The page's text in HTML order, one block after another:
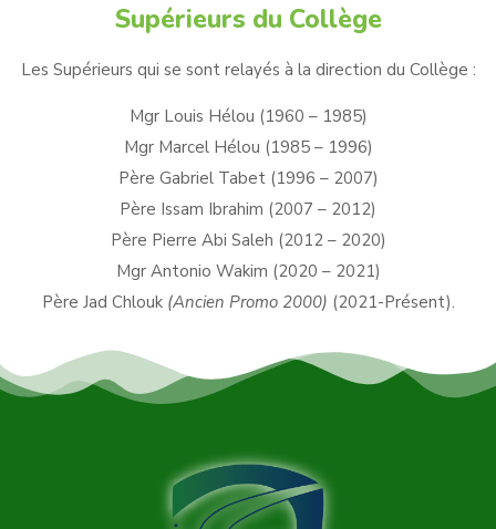
Supérieurs du Collège
Les Supérieurs qui se sont relayés à la direction du Collège :
Mgr Louis Hélou (1960 – 1985)
Mgr Marcel Hélou (1985 – 1996)
Père Gabriel Tabet (1996 – 2007)
Père Issam Ibrahim (2007 – 2012)
Père Pierre Abi Saleh (2012 – 2020)
Mgr Antonio Wakim (2020 – 2021)
Père Jad Chlouk (Ancien Promo 2000) (2021-Présent).